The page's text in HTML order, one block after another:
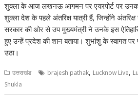
s
A
p
b
o
o
gr
a
m
e
dI
n
e
st
शुक्ला के आज लखनऊ आगमन पर एयरपोर्ट पर उनका
शुक्ला देश के पहले अंतरिक्ष यात्री हैं, जिन्होंने
सरकार की ओर से उप मुख्यमंत्री ने उनके इस
हुए उन्हें प्रदेश की शान बताया। शुभांशु के स्वागत पर
उठा।
उत्तराखंड brajesh pathak, Lucknow Live,
Shukla